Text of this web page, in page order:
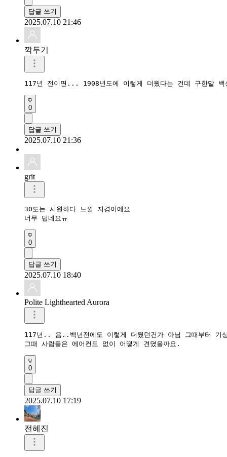
답글 쓰기
2025.07.10 21:46
깍두기
117년 전이면... 1908년도에 이렇게 더웠다는 건데 구한말 백
0
답글 쓰기
2025.07.10 21:36
grit
30도는 시원하다 느낄 지경이에요
너무 덥네요ㅠ
0
답글 쓰기
2025.07.10 18:40
Polite Lighthearted Aurora
117년.. 음..백년전에도 이렇게 더웠던건가 아님 그때부터 기
그때 사람들은 에어컨도 없이 어떻게 견뎠을까요.
0
답글 쓰기
2025.07.10 17:19
전혜진